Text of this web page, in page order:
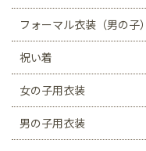
フォーマル衣装（男の子）
祝い着
女の子用衣装
男の子用衣装